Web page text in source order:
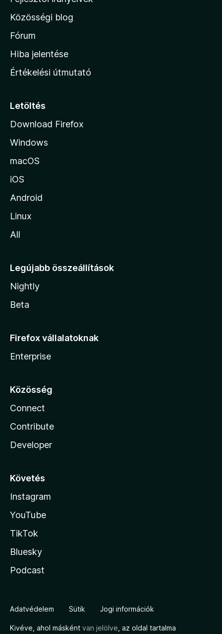
a
h
o
l
p
á
r
Közösségi blog
Fórum
Hiba jelentése
Értékelési útmutató
Letöltés
Download Firefox
Windows
macOS
iOS
Android
Linux
All
Legújabb összeállítások
Nightly
Beta
Firefox vállalatoknak
Enterprise
Közösség
Connect
Contribute
Developer
Követés
Instagram
YouTube
TikTok
Bluesky
Podcast
Adatvédelem Sütik Jogi információk
Kivéve, ahol másként van jelölve , az oldal tartalma